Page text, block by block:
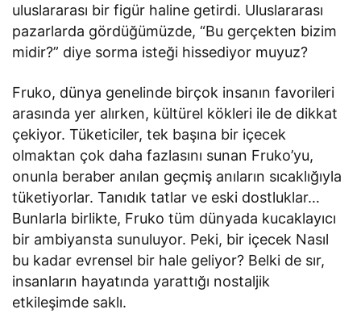
uluslararası bir figür haline getirdi. Uluslararası
pazarlarda gördüğümüzde, “Bu gerçekten bizim
midir?” diye sorma isteği hissediyor muyuz?
Fruko, dünya genelinde birçok insanın favorileri
arasında yer alırken, kültürel kökleri ile de dikkat
çekiyor. Tüketiciler, tek başına bir içecek
olmaktan çok daha fazlasını sunan Fruko’yu,
onunla beraber anılan geçmiş anıların sıcaklığıyla
tüketiyorlar. Tanıdık tatlar ve eski dostluklar…
Bunlarla birlikte, Fruko tüm dünyada kucaklayıcı
bir ambiyansta sunuluyor. Peki, bir içecek Nasıl
bu kadar evrensel bir hale geliyor? Belki de sır,
insanların hayatında yarattığı nostaljik
etkileşimde saklı.